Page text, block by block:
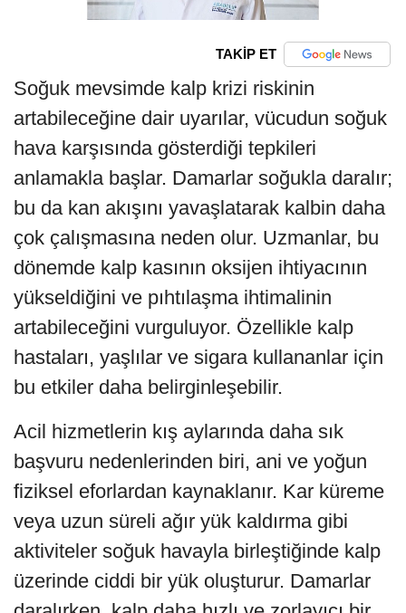
TAKİP ET
Soğuk mevsimde kalp krizi riskinin
artabileceğine dair uyarılar, vücudun soğuk
hava karşısında gösterdiği tepkileri
anlamakla başlar. Damarlar soğukla daralır;
bu da kan akışını yavaşlatarak kalbin daha
çok çalışmasına neden olur. Uzmanlar, bu
dönemde kalp kasının oksijen ihtiyacının
yükseldiğini ve pıhtılaşma ihtimalinin
artabileceğini vurguluyor. Özellikle kalp
hastaları, yaşlılar ve sigara kullananlar için
bu etkiler daha belirginleşebilir.
Acil hizmetlerin kış aylarında daha sık
başvuru nedenlerinden biri, ani ve yoğun
fiziksel eforlardan kaynaklanır. Kar küreme
veya uzun süreli ağır yük kaldırma gibi
aktiviteler soğuk havayla birleştiğinde kalp
üzerinde ciddi bir yük oluşturur. Damarlar